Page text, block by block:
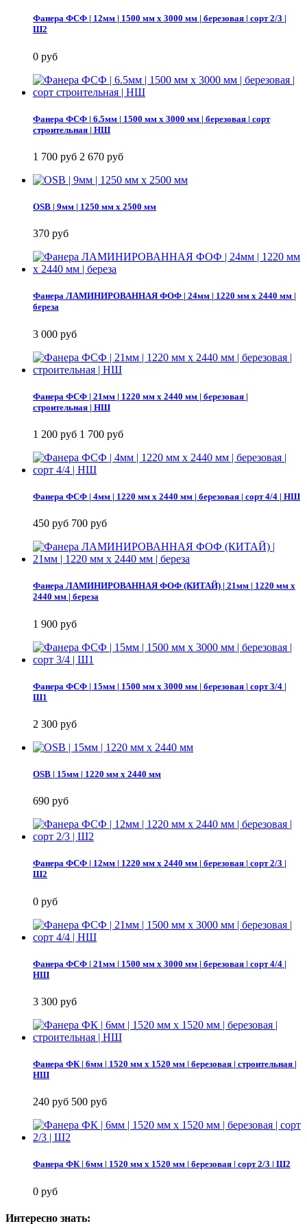
Фанера ФСФ | 12мм | 1500 мм х 3000 мм | березовая | сорт 2/3 |
Ш2
0 руб
Фанера ФСФ | 6.5мм | 1500 мм х 3000 мм | березовая | сорт
строительная | НШ
1 700 руб 2 670 руб
OSB | 9мм | 1250 мм х 2500 мм
370 руб
Фанера ЛАМИНИРОВАННАЯ ФОФ | 24мм | 1220 мм х 2440 мм |
береза
3 000 руб
Фанера ФСФ | 21мм | 1220 мм х 2440 мм | березовая |
строительная | НШ
1 200 руб 1 700 руб
Фанера ФСФ | 4мм | 1220 мм х 2440 мм | березовая | сорт 4/4 | НШ
450 руб 700 руб
Фанера ЛАМИНИРОВАННАЯ ФОФ (КИТАЙ) | 21мм | 1220 мм х
2440 мм | береза
1 900 руб
Фанера ФСФ | 15мм | 1500 мм х 3000 мм | березовая | сорт 3/4 |
Ш1
2 300 руб
OSB | 15мм | 1220 мм х 2440 мм
690 руб
Фанера ФСФ | 12мм | 1220 мм х 2440 мм | березовая | сорт 2/3 |
Ш2
0 руб
Фанера ФСФ | 21мм | 1500 мм х 3000 мм | березовая | сорт 4/4 |
НШ
3 300 руб
Фанера ФК | 6мм | 1520 мм х 1520 мм | березовая | строительная |
НШ
240 руб 500 руб
Фанера ФК | 6мм | 1520 мм х 1520 мм | березовая | сорт 2/3 | Ш2
0 руб
Интересно знать: